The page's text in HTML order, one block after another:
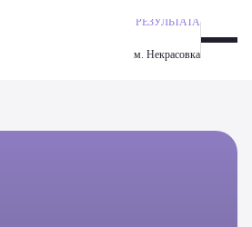
РЕЗУЛЬТАТА
м. Некрасовка
ALL-ON-6
ИМПЛАНТАЦИЯ ЗУБОВ